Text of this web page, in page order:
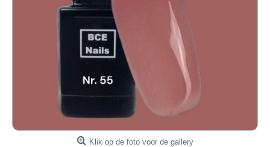
Klik op de foto voor de gallery